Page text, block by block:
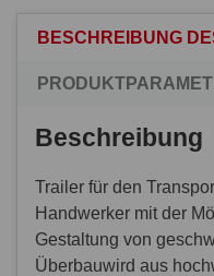
BESCHREIBUNG
Beschreibung
Trailer für den
Handwerker mit der
Gestaltung von
Überbauwird aus